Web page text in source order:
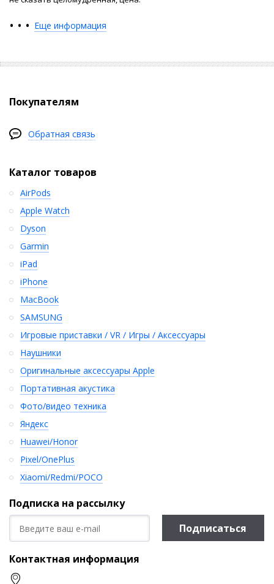
• • • Еще информация
Покупателям
Обратная связь
Каталог товаров
AirPods
Apple Watch
Dyson
Garmin
iPad
iPhone
MacBook
SAMSUNG
Игровые приставки / VR / Игры / Аксессуары
Наушники
Оригинальные аксессуары Apple
Портативная акустика
Фото/видео техника
Яндекс
Huawei/Honor
Pixel/OnePlus
Xiaomi/Redmi/POCO
Подписка на рассылку
Подписаться
Контактная информация